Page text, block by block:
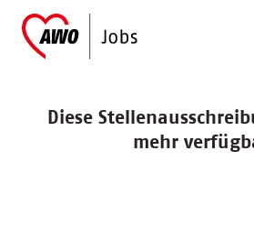
Diese
mehr